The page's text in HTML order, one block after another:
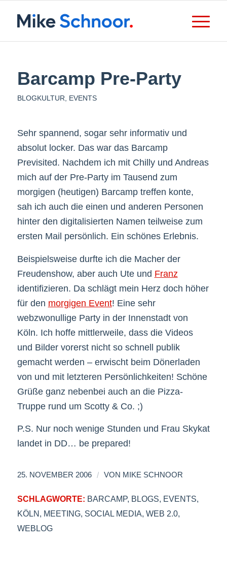
Barcamp Pre-Party
BLOGKULTUR EVENTS
Sehr spannend, sogar sehr informativ und
absolut locker. Das war das Barcamp
Previsited. Nachdem ich mit Chilly und Andreas
mich auf der Pre-Party im Tausend zum
morgigen (heutigen) Barcamp treffen konte,
sah ich auch die einen und anderen Personen
hinter den digitalisierten Namen teilweise zum
ersten Mail persönlich. Ein schönes Erlebnis.
Beispielsweise durfte ich die Macher der
Freudenshow, aber auch Ute und Franz
identifizieren. Da schlägt mein Herz doch höher
für den morgigen Event! Eine sehr
webzwonullige Party in der Innenstadt von
Köln. Ich hoffe mittlerweile, dass die Videos
und Bilder vorerst nicht so schnell publik
gemacht werden – erwischt beim Dönerladen
von und mit letzteren Persönlichkeiten! Schöne
Grüße ganz nebenbei auch an die Pizza-
Truppe rund um Scotty & Co. ;)
P.S. Nur noch wenige Stunden und Frau Skykat
landet in DD… be prepared!
25. NOVEMBER 2006 / VON MIKE SCHNOOR
SCHLAGWORTE: BARCAMP, BLOGS, EVENTS,
KÖLN, MEETING, SOCIAL MEDIA, WEB 2.0,
WEBLOG